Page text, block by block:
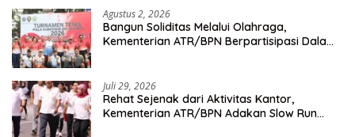
Agustus 2, 2026
Bangun Soliditas Melalui Olahraga,
Kementerian ATR/BPN Berpartisipasi Dalam
Juli 29, 2026
Rehat Sejenak dari Aktivitas Kantor,
Kementerian ATR/BPN Adakan Slow Run